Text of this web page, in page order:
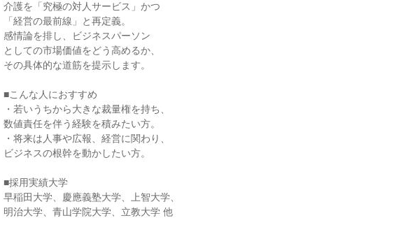
介護を「究極の対人サービス」かつ
「経営の最前線」と再定義。
感情論を排し、ビジネスパーソン
としての市場価値をどう高めるか、
その具体的な道筋を提示します。
■こんな人におすすめ
・若いうちから大きな裁量権を持ち、
数値責任を伴う経験を積みたい方。
・将来は人事や広報、経営に関わり、
ビジネスの根幹を動かしたい方。
■採用実績大学
早稲田大学、慶應義塾大学、上智大学、
明治大学、青山学院大学、立教大学 他